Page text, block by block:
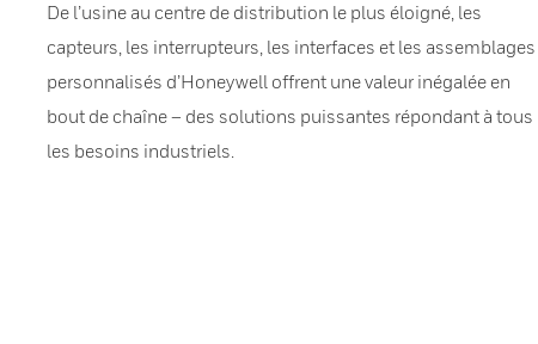
De l’usine au centre de distribution le plus éloigné, les
capteurs, les interrupteurs, les interfaces et les assemblages
personnalisés d’Honeywell offrent une valeur inégalée en
bout de chaîne – des solutions puissantes répondant à tous
les besoins industriels.